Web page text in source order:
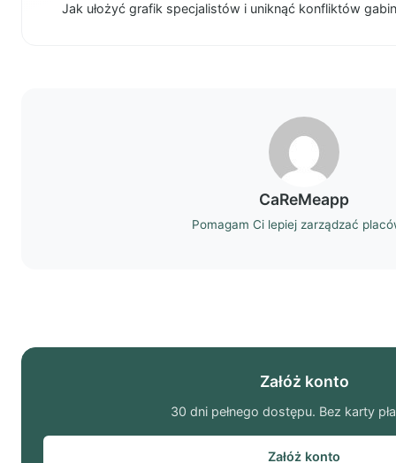
Jak ułożyć grafik specjalistów i uniknąć konfliktów
CaReMeapp
Pomagam Ci lepiej zarządzać
Załóż konto
30 dni pełnego dostępu. Bez karty
Załóż konto